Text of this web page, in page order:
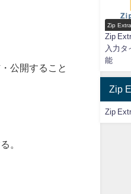
公開すること
。
Zip
対応Zip
覧
Zip
入力タ
能
Zip
Zip